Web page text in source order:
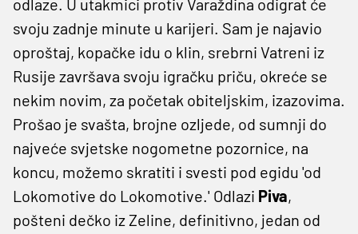
odlaze. U utakmici protiv Varaždina odigrat će
svoju zadnje minute u karijeri. Sam je najavio
oproštaj, kopačke idu o klin, srebrni Vatreni iz
Rusije završava svoju igračku priču, okreće se
nekim novim, za početak obiteljskim, izazovima.
Prošao je svašta, brojne ozljede, od sumnji do
najveće svjetske nogometne pozornice, na
koncu, možemo skratiti i svesti pod egidu 'od
Lokomotive do Lokomotive.' Odlazi Piva,
pošteni dečko iz Zeline, definitivno, jedan od